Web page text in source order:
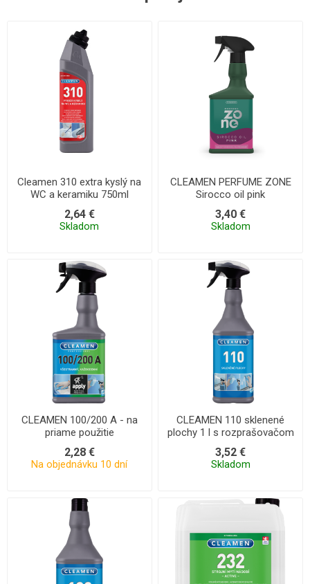
Cleamen 310 extra kyslý na
WC a keramiku 750ml
2,64 €
Skladom
CLEAMEN PERFUME ZONE
Sirocco oil pink
3,40 €
Skladom
CLEAMEN 100/200 A - na
priame použitie
2,28 €
Na objednávku 10 dní
CLEAMEN 110 sklenené
plochy 1 l s rozprašovačom
3,52 €
Skladom